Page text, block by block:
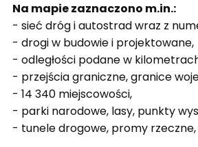
Na mapie zaznaczono m.in.:
- sieć dróg i autostrad wraz z
- drogi w budowie i projektowane,
- odległości podane w
- przejścia graniczne, granice
- 14 340 miejscowości,
- parki narodowe, lasy, punkty
- tunele drogowe, promy